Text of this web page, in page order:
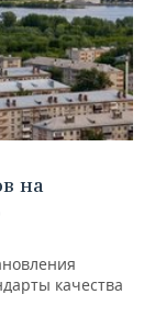
на
качества